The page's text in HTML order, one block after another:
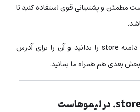
مطمئن و پشتیبانی قوی استفاده کنید تا
اگر دوست دارید قیمت دامنه store را بدانید و آن را برای آدرس
بعدی هم همراه ما بمانید.